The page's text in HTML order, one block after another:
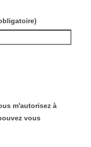
m'autorisez à
vous